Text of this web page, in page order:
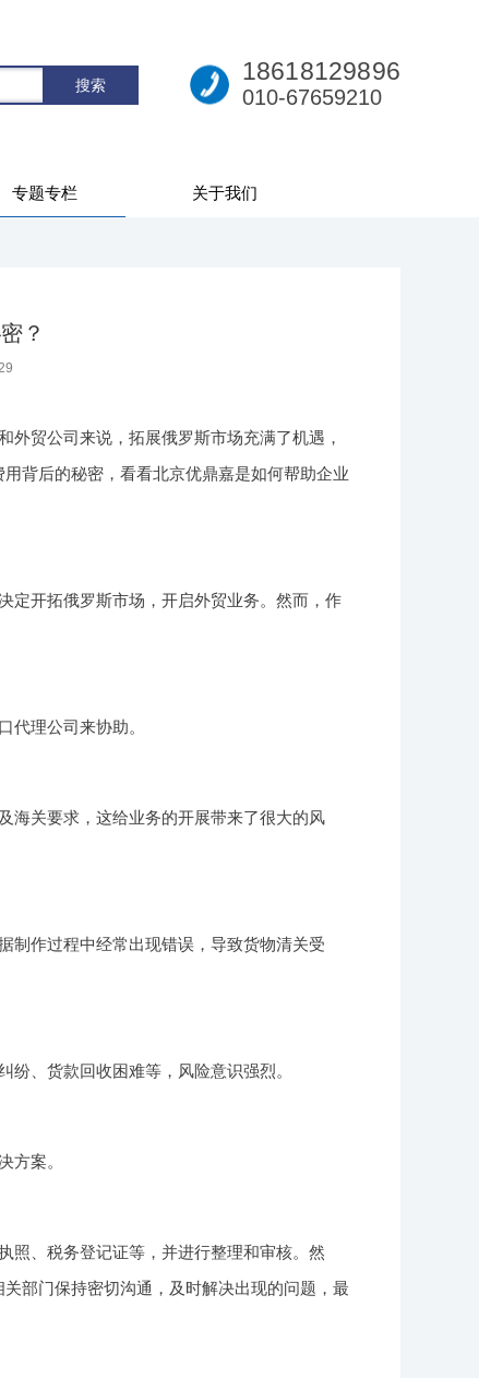
18618129896
010-67659210
专题专栏 关于我们
？
贸公司来说，拓展俄罗斯市场充满了机遇，
背后的秘密，看看北京优鼎嘉是如何帮助企业
定开拓俄罗斯市场，开启外贸业务。然而，作
代理公司来协助。
海关要求，这给业务的开展带来了很大的风
制作过程中经常出现错误，导致货物清关受
、货款回收困难等，风险意识强烈。
方案。
照、税务登记证等，并进行整理和审核。然
部门保持密切沟通，及时解决出现的问题，最